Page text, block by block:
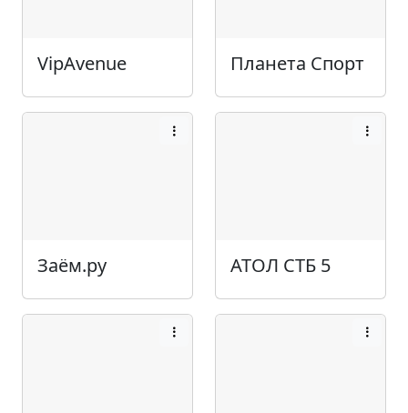
VipAvenue Планета Спорт
Заём.ру АТОЛ СТБ 5